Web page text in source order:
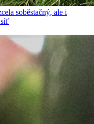
soběstačný, ale i
síť